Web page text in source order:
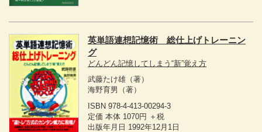
英単語連想記憶術 総仕上げトレーニン
グ
どんどん記憶してしまう“新”覚え方
武藤たけ雄 （著）
海野育男
（著）
ISBN 978-4-413-00294-3
定価 本体 1070円 ＋税
出版年月日 1992年12月1日